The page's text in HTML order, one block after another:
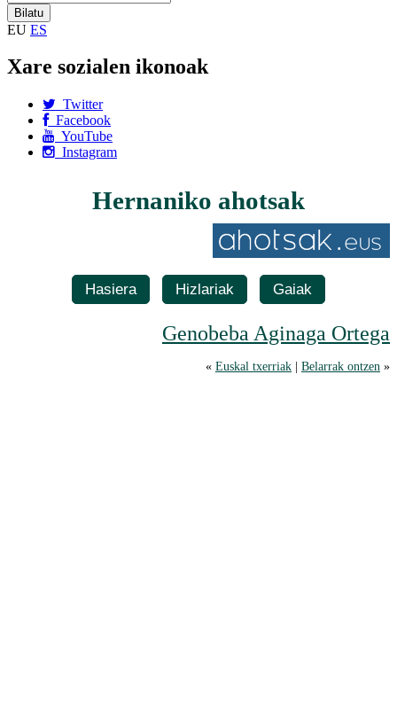
EU ES
Xare sozialen ikonoak
Twitter
Facebook
YouTube
Instagram
Hernaniko ahotsak
Hasiera Hizlariak Gaiak
Genobeba Aginaga Ortega
« Euskal txerriak | Belarrak ontzen »